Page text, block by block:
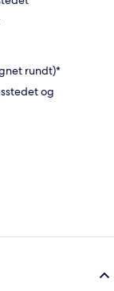
rundt)*
og